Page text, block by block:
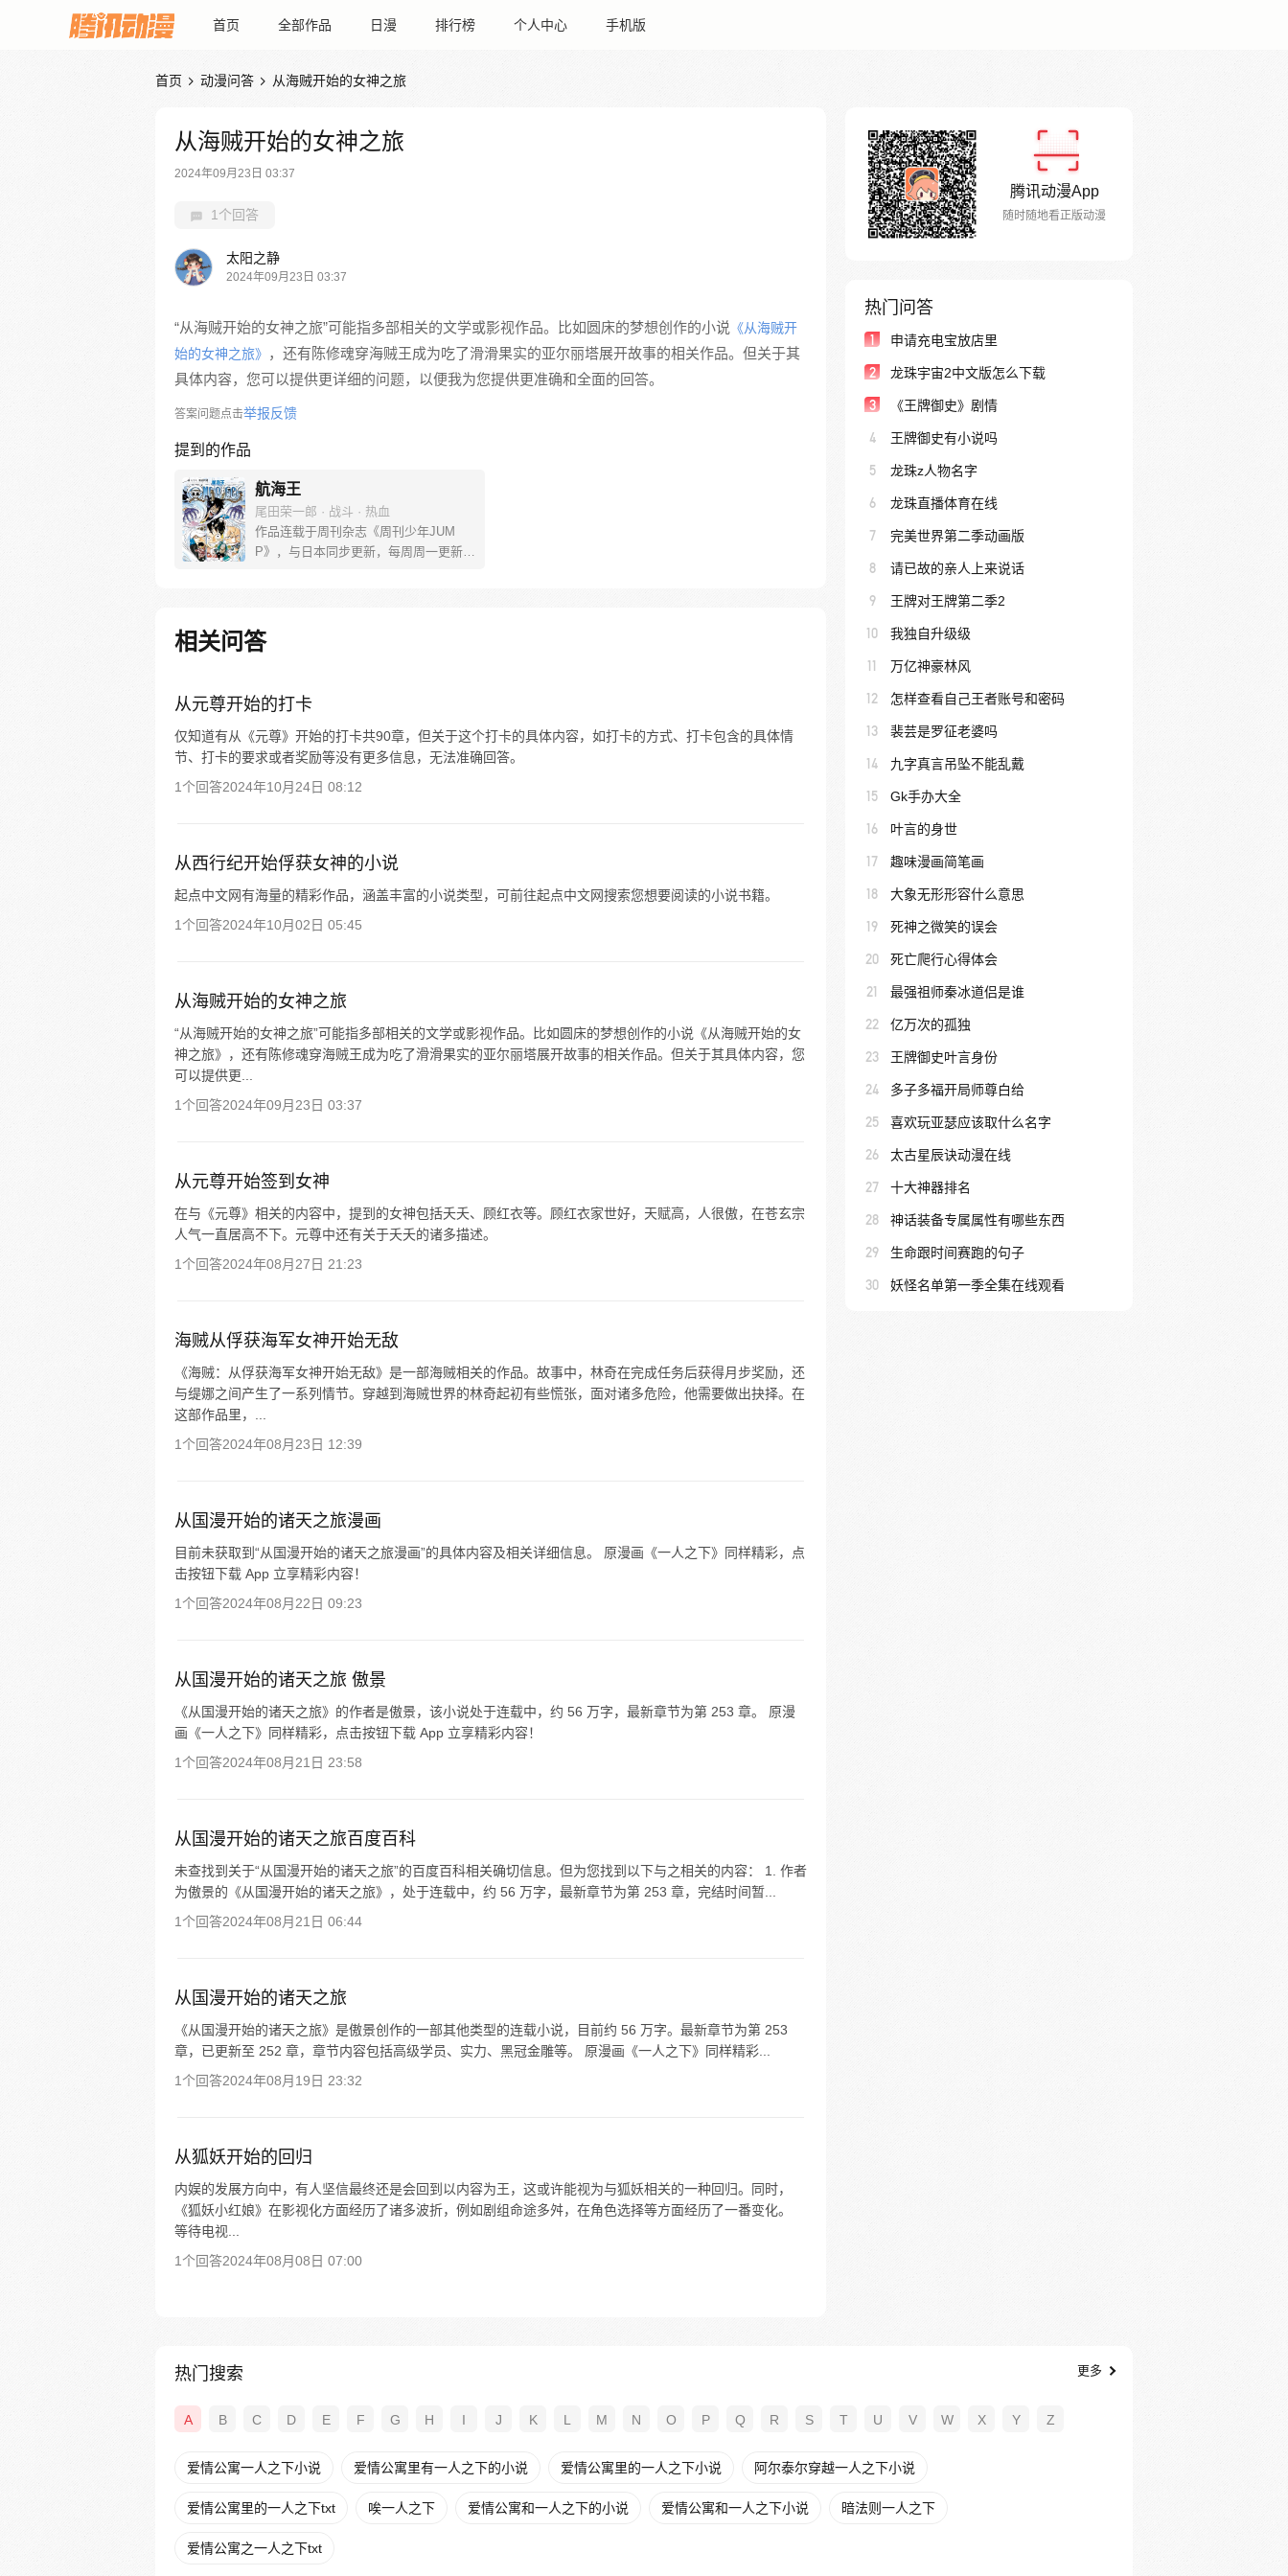
首页 全部作品 日漫 排行榜 个人中心 手机版
首页  动漫问答  从海贼开始的女神之旅
从海贼开始的女神之旅
2024年09月23日 03:37
1个回答
太阳之静
2024年09月23日 03:37
“从海贼开始的女神之旅”可能指多部相关的文学或影视作品。比如圆床的梦想创作的小说 《从海贼开
始的女神之旅》 ，还有陈修魂穿海贼王成为吃了滑滑果实的亚尔丽塔展开故事的相关作品。但关于其
具体内容，您可以提供更详细的问题，以便我为您提供更准确和全面的回答。
答案问题点击举报反馈
提到的作品
航海王
尾田荣一郎 · 战斗 · 热血
作品连载于周刊杂志《周刊少年JUM
P》，与日本同步更新，每周周一更新。
子无法游泳的代价。十年后，路飞为实
现与因救他而断臂的杰克斯的约定而出
的冒险旅程！
相关问答
从元尊开始的打卡
仅知道有从《元尊》开始的打卡共90章，但关于这个打卡的具体内容，如打卡的方式、打卡包含的具体情
节、打卡的要求或者奖励等没有更多信息，无法准确回答。
1个回答2024年10月24日 08:12
从西行纪开始俘获女神的小说
起点中文网有海量的精彩作品，涵盖丰富的小说类型，可前往起点中文网搜索您想要阅读的小说书籍。
1个回答2024年10月02日 05:45
从海贼开始的女神之旅
“从海贼开始的女神之旅”可能指多部相关的文学或影视作品。比如圆床的梦想创作的小说《从海贼开始的女
神之旅》，还有陈修魂穿海贼王成为吃了滑滑果实的亚尔丽塔展开故事的相关作品。但关于其具体内容，您
可以提供更...
1个回答2024年09月23日 03:37
从元尊开始签到女神
在与《元尊》相关的内容中，提到的女神包括夭夭、顾红衣等。顾红衣家世好，天赋高，人很傲，在苍玄宗
人气一直居高不下。元尊中还有关于夭夭的诸多描述。
1个回答2024年08月27日 21:23
海贼从俘获海军女神开始无敌
《海贼：从俘获海军女神开始无敌》是一部海贼相关的作品。故事中，林奇在完成任务后获得月步奖励，还
与缇娜之间产生了一系列情节。穿越到海贼世界的林奇起初有些慌张，面对诸多危险，他需要做出抉择。在
这部作品里，...
1个回答2024年08月23日 12:39
从国漫开始的诸天之旅漫画
目前未获取到“从国漫开始的诸天之旅漫画”的具体内容及相关详细信息。 原漫画《一人之下》同样精彩，点
击按钮下载 App 立享精彩内容！
1个回答2024年08月22日 09:23
从国漫开始的诸天之旅 傲景
《从国漫开始的诸天之旅》的作者是傲景，该小说处于连载中，约 56 万字，最新章节为第 253 章。 原漫
画《一人之下》同样精彩，点击按钮下载 App 立享精彩内容！
1个回答2024年08月21日 23:58
从国漫开始的诸天之旅百度百科
未查找到关于“从国漫开始的诸天之旅”的百度百科相关确切信息。但为您找到以下与之相关的内容： 1. 作者
为傲景的《从国漫开始的诸天之旅》，处于连载中，约 56 万字，最新章节为第 253 章，完结时间暂...
1个回答2024年08月21日 06:44
从国漫开始的诸天之旅
《从国漫开始的诸天之旅》是傲景创作的一部其他类型的连载小说，目前约 56 万字。最新章节为第 253
章，已更新至 252 章，章节内容包括高级学员、实力、黑冠金雕等。 原漫画《一人之下》同样精彩...
1个回答2024年08月19日 23:32
从狐妖开始的回归
内娱的发展方向中，有人坚信最终还是会回到以内容为王，这或许能视为与狐妖相关的一种回归。同时，
《狐妖小红娘》在影视化方面经历了诸多波折，例如剧组命途多舛，在角色选择等方面经历了一番变化。
等待电视...
1个回答2024年08月08日 07:00
腾讯动漫App
随时随地看正版动漫
热门问答
1 申请充电宝放店里
2 龙珠宇宙2中文版怎么下载
3 《王牌御史》剧情
4 王牌御史有小说吗
5 龙珠z人物名字
6 龙珠直播体育在线
7 完美世界第二季动画版
8 请已故的亲人上来说话
9 王牌对王牌第二季2
10 我独自升级级
11 万亿神豪林风
12 怎样查看自己王者账号和密码
13 裴芸是罗征老婆吗
14 九字真言吊坠不能乱戴
15 Gk手办大全
16 叶言的身世
17 趣味漫画简笔画
18 大象无形形容什么意思
19 死神之微笑的误会
20 死亡爬行心得体会
21 最强祖师秦冰道侣是谁
22 亿万次的孤独
23 王牌御史叶言身份
24 多子多福开局师尊白给
25 喜欢玩亚瑟应该取什么名字
26 太古星辰诀动漫在线
27 十大神器排名
28 神话装备专属属性有哪些东西
29 生命跟时间赛跑的句子
30 妖怪名单第一季全集在线观看
热门搜索 更多
A B C D E F G H I J K L M N O P Q R S T U V W X Y Z
爱情公寓一人之下小说 爱情公寓里有一人之下的小说 爱情公寓里的一人之下小说 阿尔泰尔穿越一人之下小说
爱情公寓里的一人之下txt 唉一人之下 爱情公寓和一人之下的小说 爱情公寓和一人之下小说 暗法则一人之下
爱情公寓之一人之下txt